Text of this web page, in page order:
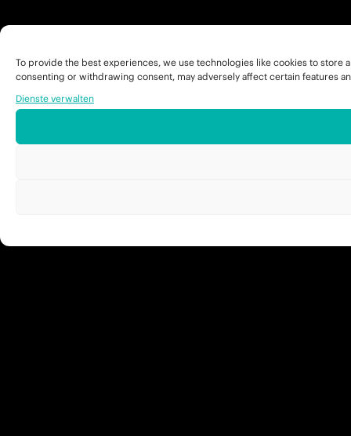
To provide the best experiences, we use technologies like cookies to
consenting or withdrawing consent, may adversely affect certain features
Dienste verwalten